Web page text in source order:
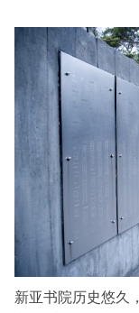
新亚书院历史悠久